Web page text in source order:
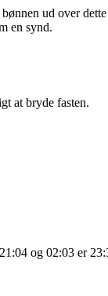
ud over
en synd.
at bryde fasten.
og 02:03 er